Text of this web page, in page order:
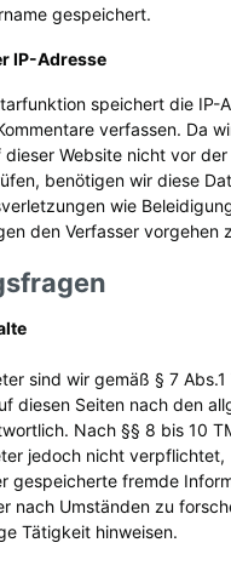
gespeichert.
IP-Adresse
speichert die IP-
verfassen. Da
dieser Website nicht vor der
benötigen wir diese
wie
den Verfasser vorgehen
sind wir gemäß § 7 Abs.1
diesen Seiten nach den
Nach §§ 8 bis 10
jedoch nicht verpflichtet,
gespeicherte fremde
nach Umständen zu
Tätigkeit hinweisen.